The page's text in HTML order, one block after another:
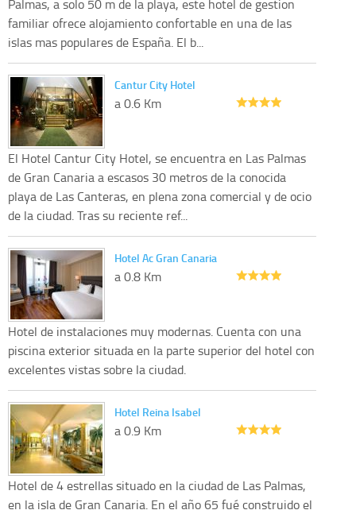
Palmas, a solo 50 m de la playa, este hotel de gestion
familiar ofrece alojamiento confortable en una de las
islas mas populares de España. El b...
Cantur City Hotel
a 0.6 Km
El Hotel Cantur City Hotel, se encuentra en Las Palmas
de Gran Canaria a escasos 30 metros de la conocida
playa de Las Canteras, en plena zona comercial y de ocio
de la ciudad. Tras su reciente ref...
Hotel Ac Gran Canaria
a 0.8 Km
Hotel de instalaciones muy modernas. Cuenta con una
piscina exterior situada en la parte superior del hotel con
excelentes vistas sobre la ciudad.
Hotel Reina Isabel
a 0.9 Km
Hotel de 4 estrellas situado en la ciudad de Las Palmas,
en la isla de Gran Canaria. En el año 65 fué construido el